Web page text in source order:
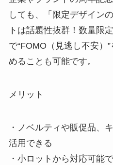
しても、「限定デザイン
トは話題性抜群！数量限
で“FOMO（見逃し不安）
めることも可能です。
メリット
・ノベルティや販促品、
活用できる
・小ロットから対応可能